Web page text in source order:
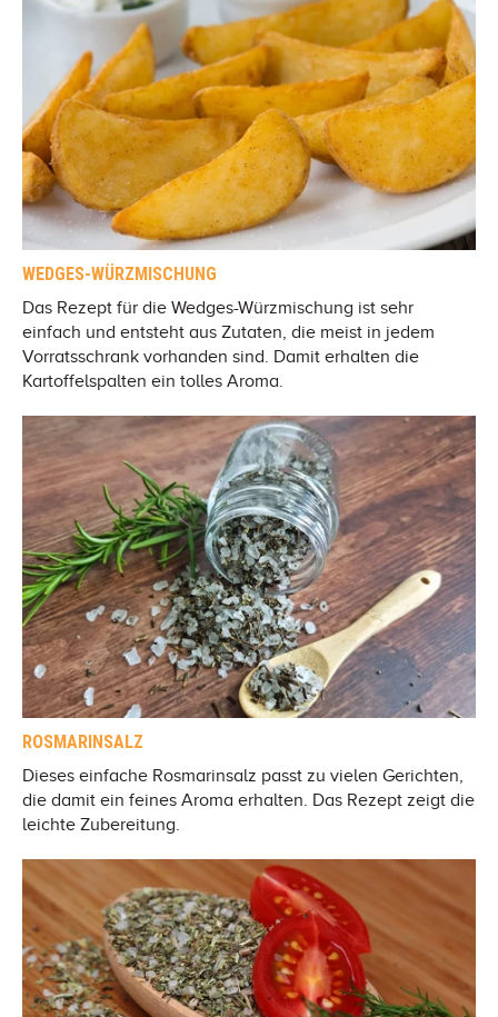
WEDGES-WÜRZMISCHUNG
Das Rezept für die Wedges-Würzmischung ist sehr
einfach und entsteht aus Zutaten, die meist in jedem
Vorratsschrank vorhanden sind. Damit erhalten die
Kartoffelspalten ein tolles Aroma.
ROSMARINSALZ
Dieses einfache Rosmarinsalz passt zu vielen Gerichten,
die damit ein feines Aroma erhalten. Das Rezept zeigt die
leichte Zubereitung.